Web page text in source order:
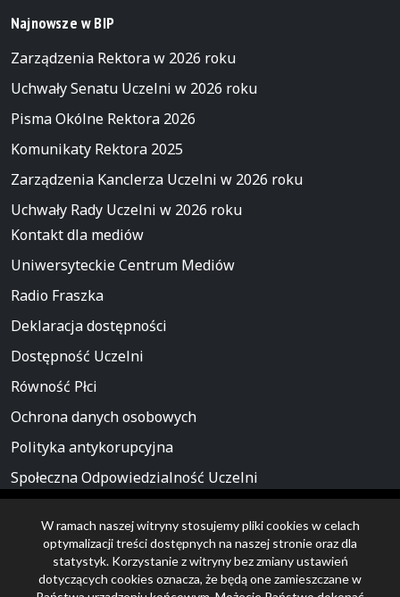
W ramach naszej witryny stosujemy pliki cookies w celach
optymalizacji treści dostępnych na naszej stronie oraz dla
statystyk. Korzystanie z witryny bez zmiany ustawień
dotyczących cookies oznacza, że będą one zamieszczane w
Najnowsze w BIP
Zarządzenia Rektora w 2026 roku
Uchwały Senatu Uczelni w 2026 roku
Pisma Okólne Rektora 2026
Komunikaty Rektora 2025
Zarządzenia Kanclerza Uczelni w 2026 roku
Uchwały Rady Uczelni w 2026 roku
Kontakt dla mediów
Uniwersyteckie Centrum Mediów
Radio Fraszka
Deklaracja dostępności
Dostępność Uczelni
Równość Płci
Ochrona danych osobowych
Polityka antykorupcyjna
Społeczna Odpowiedzialność Uczelni
Biuletyn Informacji Publicznej
Serwis prowadzi:inż. Kamil Chałupczak
serwisie oraz dostosowania ich do Państwa indywidualnych
potrzeb, korzystamy z informacji zapisanych za pomocą plików
cookie na urządzeniach końcowych użytkowników. Pliki cookie
użytkownik może kontrolować za pomocą ustawień. Klikając